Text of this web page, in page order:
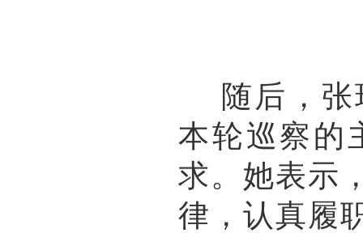
随后，张
本轮巡察的
求。她表示
律，认真履